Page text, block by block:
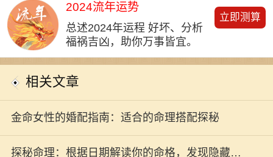
2024流年运势
总述2024年运程 好坏、分析
福祸吉凶，助你万事皆宜。
立即测算
相关文章
金命女性的婚配指南：适合的命理搭配探秘
探秘命理：根据日期解读你的命格，发现隐藏的